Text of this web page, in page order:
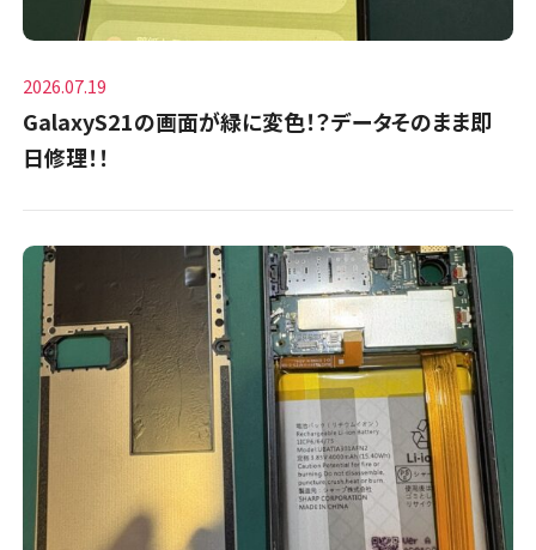
2026.07.19
GalaxyS21の画面が緑に変色！？データそのまま即
日修理！！